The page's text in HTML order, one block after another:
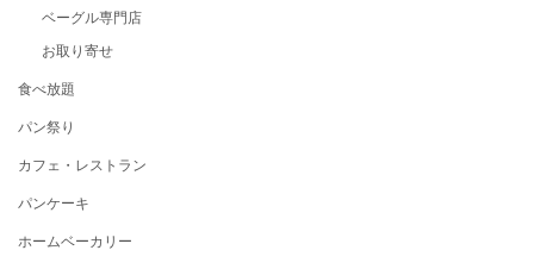
ベーグル専門店
お取り寄せ
食べ放題
パン祭り
カフェ・レストラン
パンケーキ
ホームベーカリー